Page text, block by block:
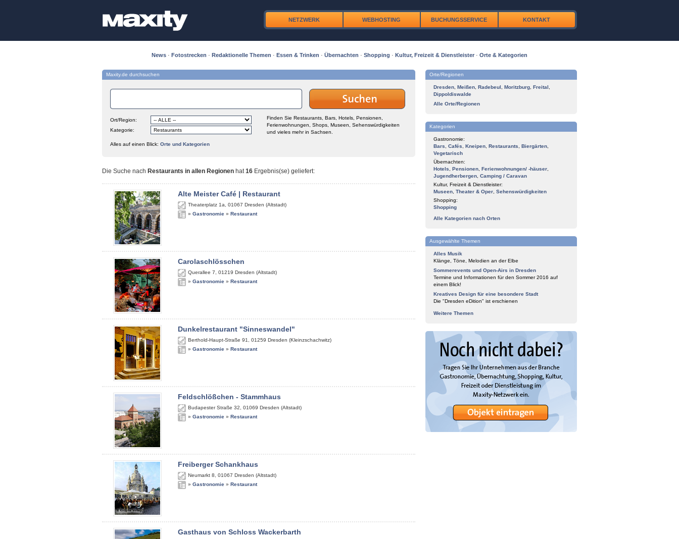
NETZWERK WEBHOSTING BUCHUNGSSERVICE KONTAKT
News · Fotostrecken · Redaktionelle Themen · Essen & Trinken · Übernachten · Shopping · Kultur, Freizeit & Dienstleister · Orte & Kategorien
Maxity.de durchsuchen
Ort/Region:
Kategorie:
Finden Sie Restaurants, Bars, Hotels, Pensionen,
Ferienwohnungen, Shops, Museen, Sehenswürdigkeiten
und vieles mehr in Sachsen.
Alles auf einen Blick: Orte und Kategorien
Die Suche nach Restaurants in allen Regionen hat16 Ergebnis(se) geliefert:
Alte Meister Café | Restaurant
Theaterplatz 1a 01067 Dresden (Altstadt)
» Gastronomie » Restaurant
Carolaschlösschen
Querallee 7 01219 Dresden (Altstadt)
» Gastronomie » Restaurant
Dunkelrestaurant "Sinneswandel"
Berthold-Haupt-Straße 91 01259 Dresden (Kleinzschachwitz)
» Gastronomie » Restaurant
Feldschlößchen - Stammhaus
Budapester Straße 32 01069 Dresden (Altstadt)
» Gastronomie » Restaurant
Freiberger Schankhaus
Neumarkt 8 01067 Dresden (Altstadt)
» Gastronomie » Restaurant
Gasthaus von Schloss Wackerbarth
Orte/Regionen
Dresden Meißen Radebeul Moritzburg Freital
Dippoldiswalde
Alle Orte/Regionen
Kategorien
Gastronomie:
Bars
Cafés Kneipen Restaurants Biergärten
Vegetarisch
Übernachten:
Hotels
Pensionen Ferienwohnungen/ -häuser
Jugendherbergen Camping / Caravan
Kultur, Freizeit & Dienstleister:
Museen Theater & Oper Sehenswürdigkeiten
Shopping:
Shopping
Alle Kategorien nach Orten
Ausgewählte Themen
Alles Musik
Klänge, Töne, Melodien an der Elbe
Sommerevents und Open-Airs in Dresden
Termine und Informationen für den Sommer 2016 auf
einem Blick!
Kreatives Design für eine besondere Stadt
Die "Dresden eDition" ist erschienen
Weitere Themen